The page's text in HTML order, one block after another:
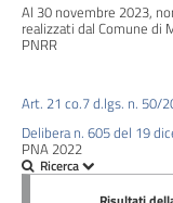
Al 30 novembre 2023,
realizzati dal Comune di
PNRR
Art. 21 co.7 d.lgs. n. 50/
Delibera n. 605 del 19
PNA 2022
Opere
Pianificazione